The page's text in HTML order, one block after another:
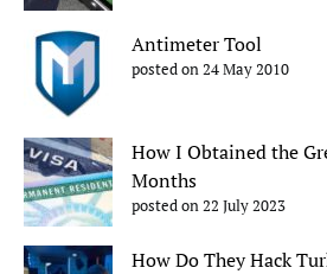
Antimeter Tool
posted on 24 May 2010
How I Obtained the
Months
posted on 22 July 2023
How Do They Hack